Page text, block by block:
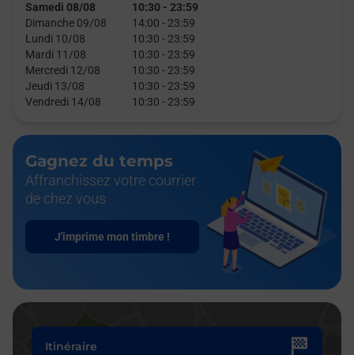
Samedi 08/08 10:30 - 23:59
Dimanche 09/08
14:00 - 23:59
Lundi 10/08
10:30 - 23:59
Mardi 11/08
10:30 - 23:59
Mercredi 12/08
10:30 - 23:59
Jeudi 13/08
10:30 - 23:59
Vendredi 14/08
10:30 - 23:59
Gagnez du temps
Affranchissez votre courrier
de chez vous
J'imprime mon timbre !
Itinéraire